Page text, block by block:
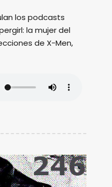
los podcasts
la mujer del
de X-Men,